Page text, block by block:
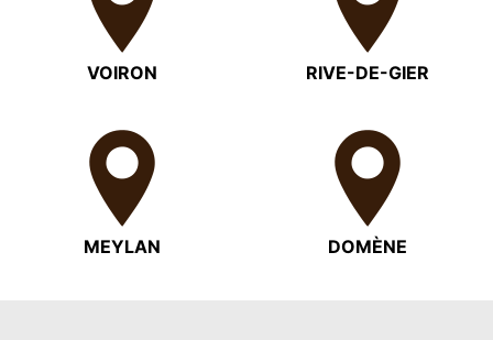
VOIRON RIVE-DE-GIER
MEYLAN DOMÈNE